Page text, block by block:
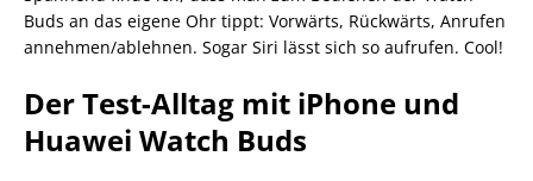
Buds an das eigene Ohr tippt: Vorwärts, Rückwärts, Anrufen
annehmen/ablehnen. Sogar Siri lässt sich so aufrufen. Cool!
Der Test-Alltag mit iPhone und
Huawei Watch Buds